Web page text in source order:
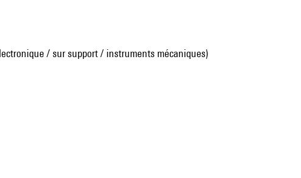
/ sur support / instruments mécaniques)